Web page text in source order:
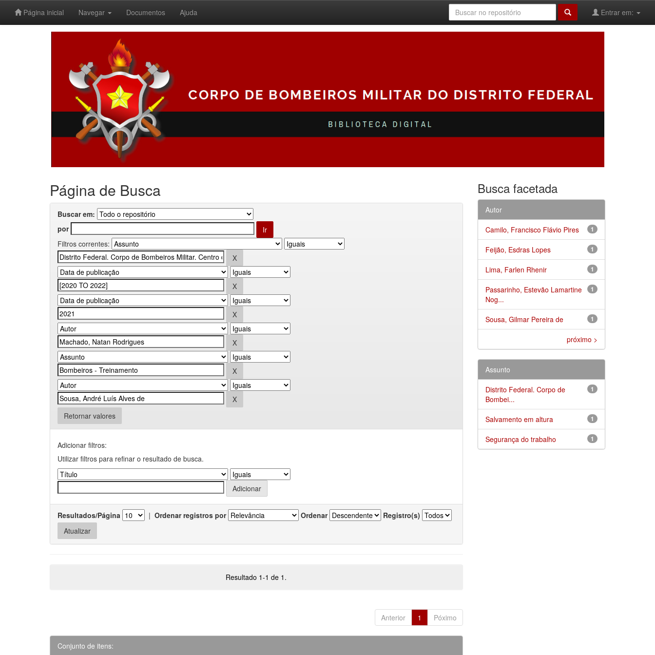
Página inicial Navegar Documentos Ajuda Entrar em:
Página de Busca
Buscar em:
por
Filtros correntes:
Retornar valores
Adicionar filtros:
Utilizar filtros para refinar o resultado de busca.
Resultados/Página | Ordenar registros por Ordenar Registro(s)
Resultado 1-1 de 1.
Anterior 1 Póximo
Conjunto de itens:
Busca facetada
Autor
1
Camilo, Francisco Flávio Pires
1
Feijão, Esdras Lopes
1
Lima, Farlen Rhenir
1
Passarinho, Estevão Lamartine
Nog...
1
Sousa, Gilmar Pereira de
próximo >
Assunto
1
Distrito Federal. Corpo de
Bombei...
1
Salvamento em altura
1
Segurança do trabalho